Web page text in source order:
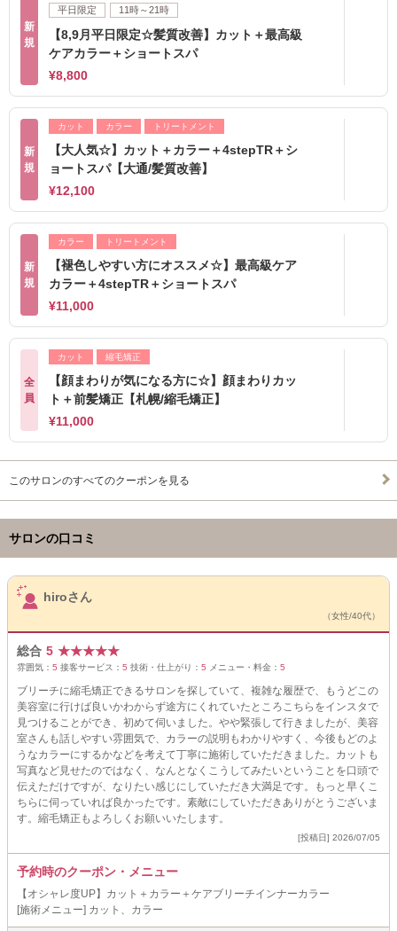
新
規
平日限定 11時～21時
【8,9月平日限定☆髪質改善】カット＋最高級
ケアカラー＋ショートスパ
¥8,800
新
規
カット カラー トリートメント
【大人気☆】カット＋カラー＋4stepTR＋シ
ョートスパ【大通/髪質改善】
¥12,100
新
規
カラー トリートメント
【褪色しやすい方にオススメ☆】最高級ケア
カラー＋4stepTR＋ショートスパ
¥11,000
全
員
カット 縮毛矯正
【顔まわりが気になる方に☆】顔まわりカッ
ト＋前髪矯正【札幌/縮毛矯正】
¥11,000
このサロンのすべてのクーポンを見る
サロンの口コミ
サロンPick Up
hiroさん
（女性/40代）
総合 5 ★★★★★
雰囲気： 5 接客サービス： 5 技術・仕上がり： 5 メニュー・料金： 5
ブリーチに縮毛矯正できるサロンを探していて、複雑な履歴で、もうどこの
美容室に行けば良いかわからず途方にくれていたところこちらをインスタで
見つけることができ、初めて伺いました。やや緊張して行きましたが、美容
室さんも話しやすい雰囲気で、カラーの説明もわかりやすく、今後もどのよ
うなカラーにするかなどを考えて丁寧に施術していただきました。カットも
写真など見せたのではなく、なんとなくこうしてみたいということを口頭で
伝えただけですが、なりたい感じにしていただき大満足です。もっと早くこ
ちらに伺っていれば良かったです。素敵にしていただきありがとうございま
す。縮毛矯正もよろしくお願いいたします。
[投稿日] 2026/07/05
予約時のクーポン・メニュー
【オシャレ度UP】カット＋カラー＋ケアブリーチインナーカラー
[施術メニュー] カット、カラー